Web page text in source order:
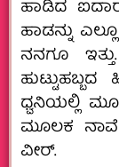
ಹಾಡಿದ
ಹಾಡನ್ನು
ನನಗೂ
ಧ್ವನಿಯಲ್ಲಿ
ಮೂಲಕ
ವೀರ್.